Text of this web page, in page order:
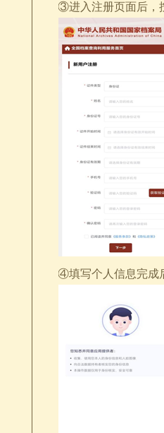
③进入注册页面后，
④填写个人信息完成